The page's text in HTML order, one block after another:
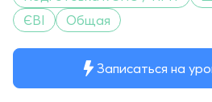
Записаться на
ЄВІ
Общая